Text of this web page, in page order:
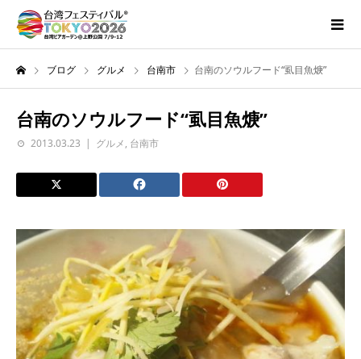
ブログ グルメ 台南市 台南のソウルフード“虱目魚焿”
台南のソウルフード“虱目魚焿”
2013.03.23 グルメ, 台南市